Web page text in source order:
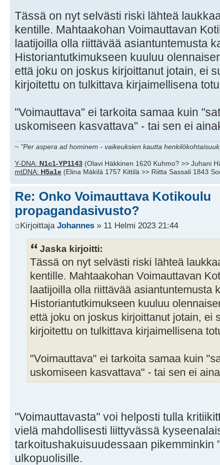
Tässä on nyt selvästi riski lähteä
kentille. Mahtaakohan Voimauttavan
laatijoilla olla riittävää asiantuntemusta
Historiantutkimukseen kuuluu
että joku on joskus kirjoittanut jotain, ei
kirjoitettu on tulkittava kirjaimellisena
"Voimauttava" ei tarkoita samaa kuin
uskomiseen kasvattava" - tai sen ei
~ "Per aspera ad hominem - vaikeuksien kautta
Y-DNA: N1c1-YP1143 (Olavi Häkkinen 1620 Kuhmo? >> Juhani
mtDNA: H5a1e (Elina Mäkilä 1757 Kittilä >> Riitta Sassali 1843
Re: Onko Voimauttava Kotikoulu
propagandasivusto?
Kirjoittaja Johannes » 11 Helmi 2023 21:44
Jaska kirjoitti:
Tässä on nyt selvästi riski lähteä
kentille. Mahtaakohan Voimauttavan
laatijoilla olla riittävää asiantuntemusta
Historiantutkimukseen kuuluu
että joku on joskus kirjoittanut jotain, ei
kirjoitettu on tulkittava kirjaimellisena
"Voimauttava" ei tarkoita samaa kuin
uskomiseen kasvattava" - tai sen ei
"Voimauttavasta" voi helposti tulla
vielä mahdollisesti liittyvässä
tarkoitushakuisuudessaan pikemminkin
ulkopuolisille.